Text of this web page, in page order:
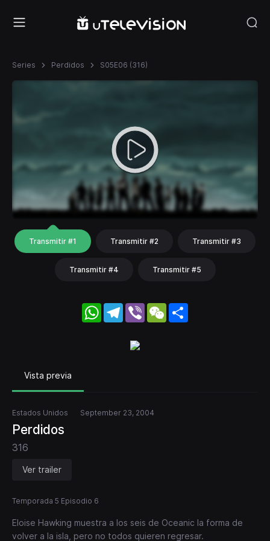
Series Perdidos S05E06 (316)
Transmitir #1 Transmitir #2 Transmitir #3
Transmitir #4 Transmitir #5
WhatsApp
Telegram
Viber WeChat
Vista previa
Estados Unidos September 23, 2004
Perdidos
316
Ver trailer
Temporada 5 Episodio 6
Eloise Hawking muestra a los seis de Oceanic la forma de
volver a la isla, pero no todos quieren regresar.